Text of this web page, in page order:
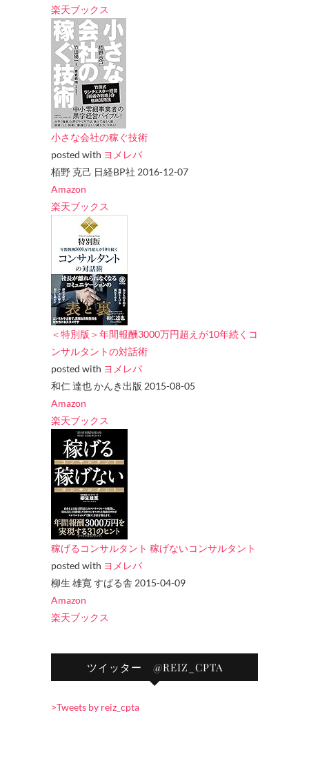
楽天ブックス
小さな会社の稼ぐ技術
posted with ヨメレバ
栢野 克己 日経BP社 2016-12-07
Amazon
楽天ブックス
＜特別版＞年間報酬3000万円超えが10年続くコ
ンサルタントの対話術
posted with ヨメレバ
和仁 達也 かんき出版 2015-08-05
Amazon
楽天ブックス
稼げるコンサルタント 稼げないコンサルタント
posted with ヨメレバ
柳生 雄寛 すばる舎 2015-04-09
Amazon
楽天ブックス
ツイッター @REIZ_CPTA
>Tweets by reiz_cpta